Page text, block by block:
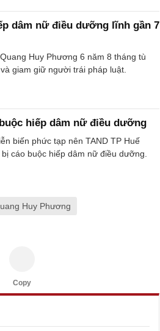
dâm nữ điều dưỡng lĩnh gần 7
Huy Phương 6 năm 8 tháng tù
giam giữ người trái pháp luật.
hiếp dâm nữ điều dưỡng
biến phức tạp nên TAND TP Huế
cáo buộc hiếp dâm nữ điều dưỡng.
Huy Phương
Copy